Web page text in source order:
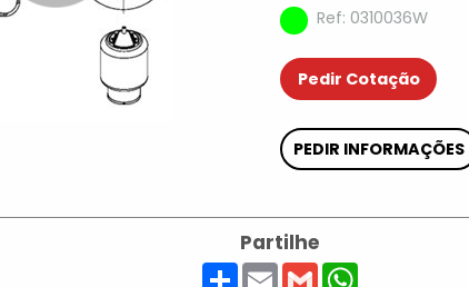
Ref: 0310036W
Pedir Cotação
PEDIR INFORMAÇÕES
Partilhe
ShareEmailGmailWhatsApp